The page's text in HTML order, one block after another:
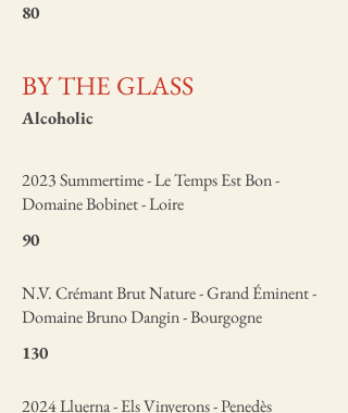
80
BY THE GLASS
Alcoholic
2023 Summertime - Le Temps Est Bon -
Domaine Bobinet - Loire
90
N.V. Crémant Brut Nature - Grand Éminent -
Domaine Bruno Dangin - Bourgogne
130
2024 Lluerna - Els Vinyerons - Penedès